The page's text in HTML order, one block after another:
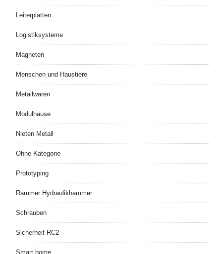
Leiterplatten
Logistiksysteme
Magneten
Menschen und Haustiere
Metallwaren
Modulhäuse
Nieten Metall
Ohne Kategorie
Prototyping
Rammer Hydraulikhammer
Schrauben
Sicherheit RC2
Smart home